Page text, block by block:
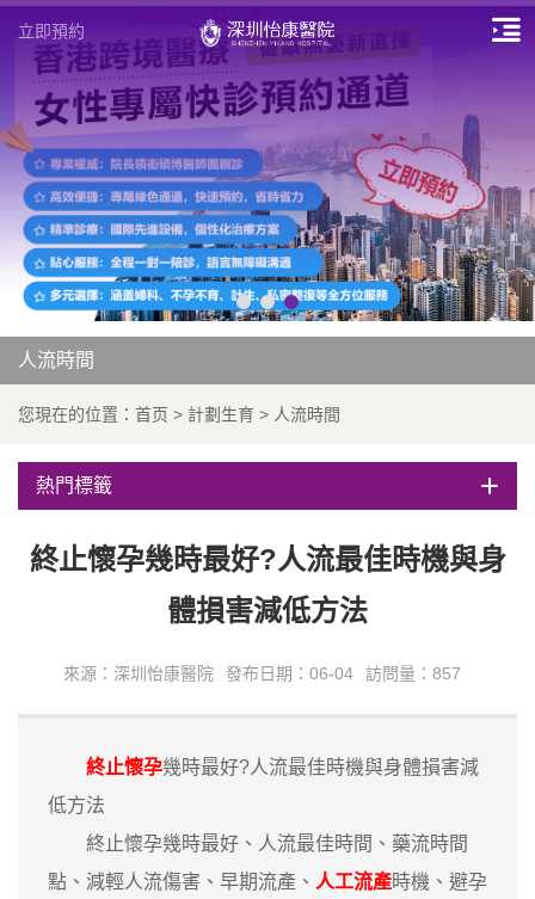
立即預約
人流時間
您現在的位置： 首页 > 計劃生育 > 人流時間
熱門標籤
終止懷孕幾時最好?人流最佳時機與身
體損害減低方法
來源：深圳怡康醫院 發布日期：06-04 訪問量：857
終止懷孕幾時最好?人流最佳時機與身體損害減
低方法
終止懷孕幾時最好、人流最佳時間、藥流時間
點、減輕人流傷害、早期流產、 人工流產時機、避孕